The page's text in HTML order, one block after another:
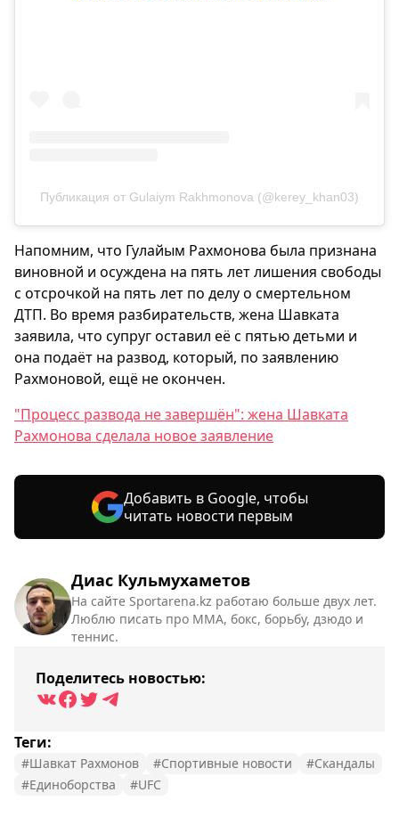
Диас Кульмухаметов
На сайте Sportarena.kz работаю больше двух лет.
Люблю писать про ММА, бокс, борьбу, дзюдо и
теннис.
Поделитесь новостью:
Теги:
#Шавкат Рахмонов #Спортивные новости
#Скандалы
#Единоборства
#UFC
Публикация от Gulaiym Rakhmonova (@kerey_khan03)
Напомним, что Гулайым Рахмонова была признана
виновной и осуждена на пять лет лишения свободы
с отсрочкой на пять лет по делу о смертельном
ДТП. Во время разбирательств, жена Шавката
заявила, что супруг оставил её с пятью детьми и
она подаёт на развод, который, по заявлению
Рахмоновой, ещё не окончен.
"Процесс развода не завершён": жена Шавката
Рахмонова сделала новое заявление
Добавить в Google, чтобы
читать новости первым